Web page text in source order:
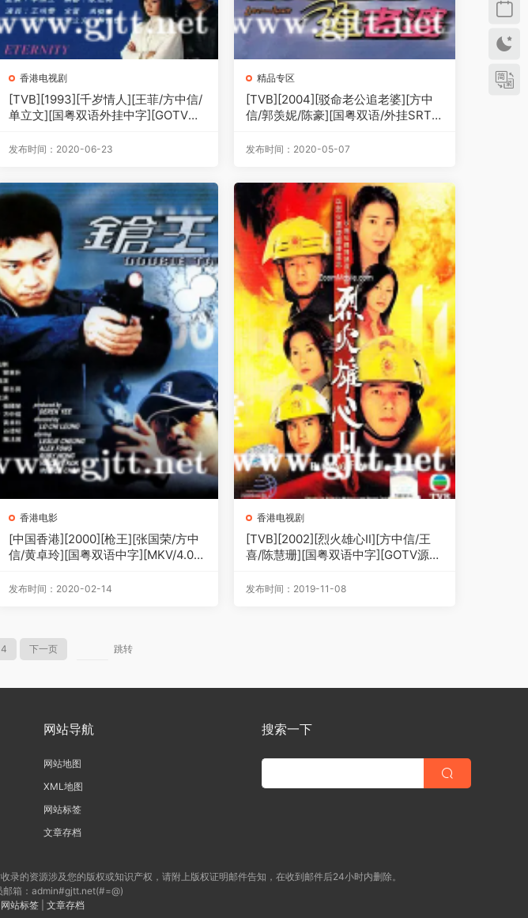
香港电视剧
[TVB][1993][千岁情人][王菲/方中信/
单立文][国粤双语外挂中字][GOTV源
发布时间：2020-06-23
精品专区
[TVB][2004][驳命老公追老婆][方中
信/郭羡妮/陈豪][国粤双语/外挂SRT简
集约850M]
发布时间：2020-05-07
香港电影
[中国香港][2000][枪王][张国荣/方中
信/黄卓玲][国粤双语中字][MKV/4.02
发布时间：2020-02-14
香港电视剧
[TVB][2002][烈火雄心Ⅱ][方中信/王
喜/陈慧珊][国粤双语中字][GOTV源
发布时间：2019-11-08
4 下一页 跳转
网站导航
网站地图
XML地图
网站标签
文章存档
搜索一下
的资源涉及您的版权或知识产权，请附上版权证明邮件告知，在收到邮件后24小时内删除。
箱：admin#gjtt.net(#=@)
网站标签| 文章存档